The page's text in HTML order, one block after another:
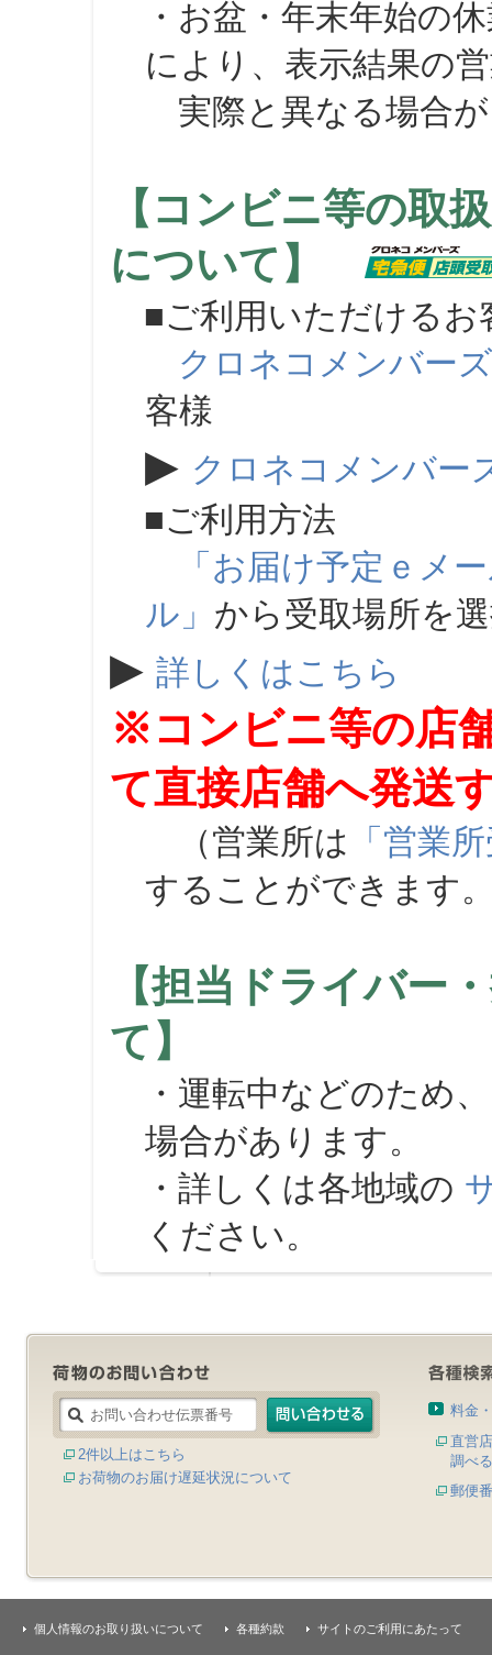
・お盆・年末年始の
により、表示結果の
実際と異なる場合が
【コンビニ等の取
について】
■ご利用いただけるお
クロネコメンバーズ
客様
▶ クロネコメンバー
■ご利用方法
「お届け予定ｅメ
ル」 から受取場所を
▶ 詳しくはこちら
※コンビニ等の店
て直接店舗へ発送
（営業所は 「営業
することができます
【担当ドライバー
て】
・運転中などのため
場合があります。
・詳しくは各地域の
ください。
2件以上はこちら
お荷物のお届け遅延状況について
料金
直営
調べる
郵便
個人情報のお取り扱いについて 各種約款 サイトのご利用にあたって